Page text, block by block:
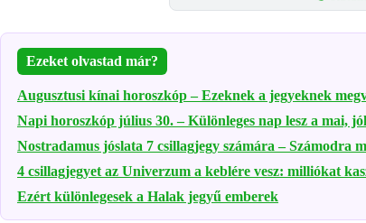
Ezeket olvastad már?
Augusztusi kínai horoszkóp – Ezeknek a jegyeknek
Napi horoszkóp július 30. – Különleges nap lesz a mai,
Nostradamus jóslata 7 csillagjegy számára – Számodra
4 csillagjegyet az Univerzum a keblére vesz: milliókat
Ezért különlegesek a Halak jegyű emberek